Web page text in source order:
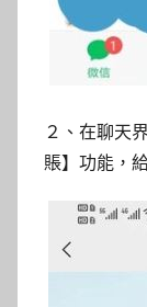
２、在聊天
賬】功能，